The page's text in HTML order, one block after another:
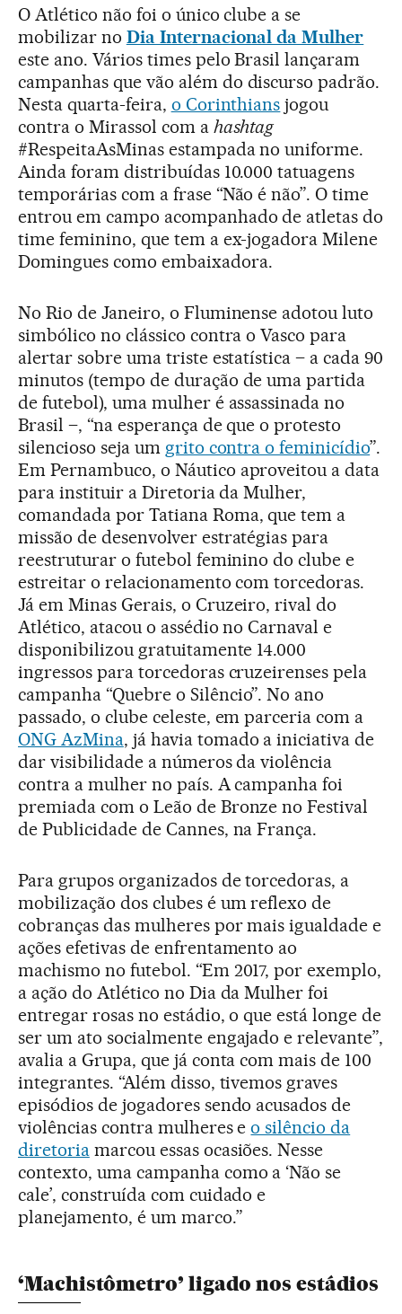
O Atlético não foi o único clube a se
mobilizar no Dia Internacional da Mulher
este ano. Vários times pelo Brasil lançaram
campanhas que vão além do discurso padrão.
Nesta quarta-feira, o Corinthians jogou
contra o Mirassol com a hashtag
#RespeitaAsMinas estampada no uniforme.
Ainda foram distribuídas 10.000 tatuagens
temporárias com a frase “Não é não”. O time
entrou em campo acompanhado de atletas do
time feminino, que tem a ex-jogadora Milene
Domingues como embaixadora.
No Rio de Janeiro, o Fluminense adotou luto
simbólico no clássico contra o Vasco para
alertar sobre uma triste estatística – a cada 90
minutos (tempo de duração de uma partida
de futebol), uma mulher é assassinada no
Brasil –, “na esperança de que o protesto
silencioso seja um grito contra o feminicídio”.
Em Pernambuco, o Náutico aproveitou a data
para instituir a Diretoria da Mulher,
comandada por Tatiana Roma, que tem a
missão de desenvolver estratégias para
reestruturar o futebol feminino do clube e
estreitar o relacionamento com torcedoras.
Já em Minas Gerais, o Cruzeiro, rival do
Atlético, atacou o assédio no Carnaval e
disponibilizou gratuitamente 14.000
ingressos para torcedoras cruzeirenses pela
campanha “Quebre o Silêncio”. No ano
passado, o clube celeste, em parceria com a
ONG AzMina, já havia tomado a iniciativa de
dar visibilidade a números da violência
contra a mulher no país. A campanha foi
premiada com o Leão de Bronze no Festival
de Publicidade de Cannes, na França.
Para grupos organizados de torcedoras, a
mobilização dos clubes é um reflexo de
cobranças das mulheres por mais igualdade e
ações efetivas de enfrentamento ao
machismo no futebol. “Em 2017, por exemplo,
a ação do Atlético no Dia da Mulher foi
entregar rosas no estádio, o que está longe de
ser um ato socialmente engajado e relevante”,
avalia a Grupa, que já conta com mais de 100
integrantes. “Além disso, tivemos graves
episódios de jogadores sendo acusados de
violências contra mulheres eo silêncio da
diretoriamarcou essas ocasiões. Nesse
contexto, uma campanha como a ‘Não se
cale’, construída com cuidado e
planejamento, é um marco.”
‘Machistômetro’ ligado nos estádios